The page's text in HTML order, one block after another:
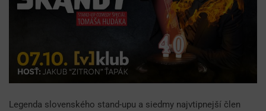
Legenda slovenského stand-upu a siedmy najvtipnejší člen